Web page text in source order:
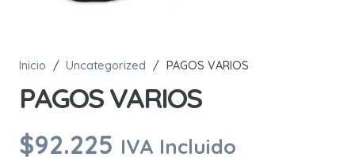
Inicio / Uncategorized / PAGOS VARIOS
PAGOS VARIOS
$92.225 IVA Incluido